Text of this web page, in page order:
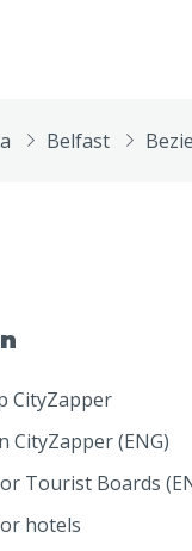
Belfast
CityZapper
CityZapper (ENG)
Tourist Boards
hotels